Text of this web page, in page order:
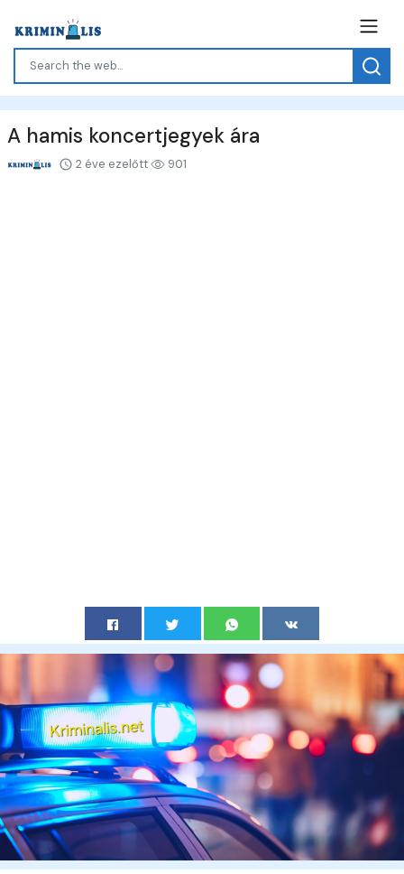
A hamis koncertjegyek ára
2 éve ezelőtt 901